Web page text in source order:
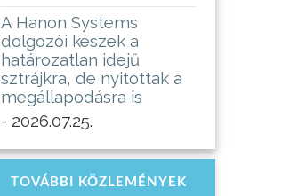
A Hanon Systems
dolgozói készek a
határozatlan idejű
sztrájkra, de nyitottak a
megállapodásra is
- 2026.07.25.
TOVÁBBI KÖZLEMÉNYEK